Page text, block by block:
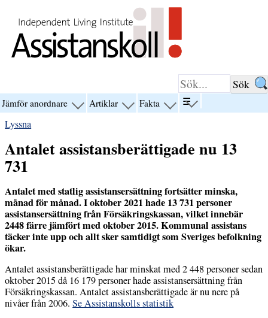
Jämför anordnare visa
anordnare”
Artiklar visa Fakta visa
☰visa
menyn
Lyssna
Antalet assistansberättigade nu 13
731
Antalet med statlig assistansersättning fortsätter minska,
månad för månad. I oktober 2021 hade 13 731 personer
assistansersättning från Försäkringskassan, vilket innebär
2448färre jämfört med oktober 2015. Kommunal assistans
täcker inte upp och allt sker samtidigt som Sveriges befolkning
ökar.
Antalet assistansberättigade har minskat med 2 448 personer sedan
oktober 2015 då 16 179 personer hade assistansersättning från
Försäkringskassan. Antalet assistansberättigade är nu nere på
nivåer från 2006.Se Assistanskolls statistik